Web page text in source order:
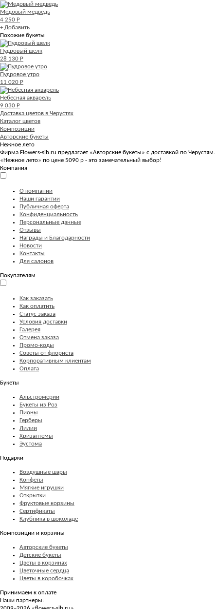
Медовый медведь
4 250 Р
+ Добавить
Похожие букеты
Пудровый шелк
28 130 Р
Пудровое утро
11 020 Р
Небесная акварель
9 030 Р
Доставка цветов в Черустях
Каталог цветов
Композиции
Авторские букеты
Нежное лето
Фирма Flowers-sib.ru предлагает «Авторские букеты» с доставкой по Черустям.
«Нежное лето» по цене 5090 р - это замечательный выбор!
Компания
О компании
Наши гарантии
Публичная оферта
Конфиденциальность
Персональные данные
Отзывы
Награды и Благодарности
Новости
Контакты
Для салонов
Покупателям
Как заказать
Как оплатить
Статус заказа
Условия доставки
Галерея
Отмена заказа
Промо-коды
Советы от флориста
Корпоративным клиентам
Оплата
Букеты
Альстромерии
Букеты из Роз
Пионы
Герберы
Лилии
Хризантемы
Эустома
Подарки
Воздушные шары
Конфеты
Мягкие игрушки
Открытки
Фруктовые корзины
Сертификаты
Клубника в шоколаде
Композиции и корзины
Авторские букеты
Детские букеты
Цветы в корзинах
Цветочные сердца
Цветы в коробочках
Принимаем к оплате
Наши партнеры: